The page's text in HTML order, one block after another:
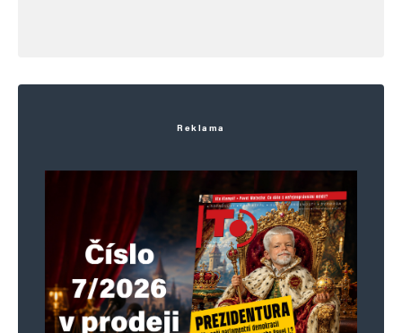
Reklama